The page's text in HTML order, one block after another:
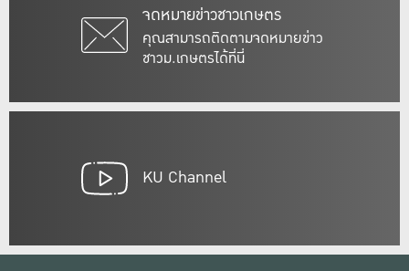
จดหมายข่าวชาวเกษตร
คุณสามารถติดตามจดหมายข่าว
ชาวม.เกษตรได้ที่นี่
KU Channel